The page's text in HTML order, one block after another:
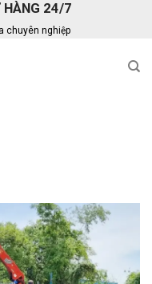
HÀNG 24/7
chuyên nghiệp